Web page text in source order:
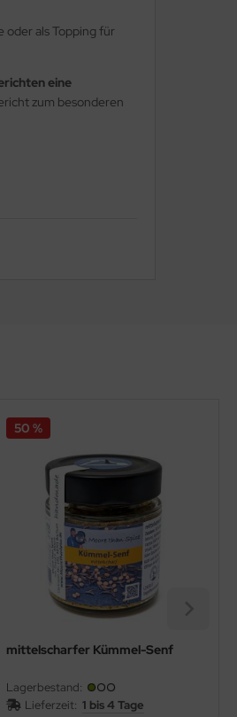
oder als Topping für
eine
zum besonderen
mittelscharfer Kümmel-Senf
Lagerbestand:
Lieferzeit: 1 bis 4 Tage
50 %